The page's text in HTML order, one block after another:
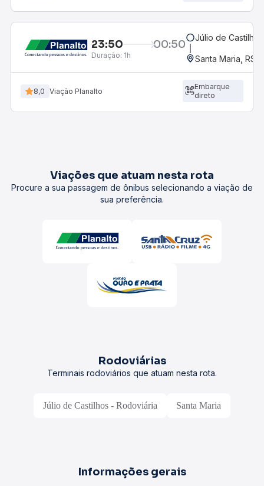
23:50 00:50
Duração: 1h
Júlio de
Santa Maria, RS
8,0 Viação Planalto
Embarque
direto
Viações que atuam nesta rota
Procure a sua passagem de ônibus selecionando a viação de
sua preferência.
Rodoviárias
Terminais rodoviários que atuam nesta rota.
Júlio de Castilhos - Rodoviária Santa Maria
Informações gerais